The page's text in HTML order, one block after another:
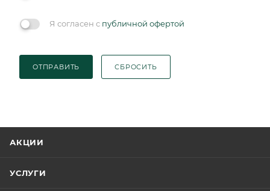
Я согласен с публичной офертой
ОТПРАВИТЬ СБРОСИТЬ
АКЦИИ
УСЛУГИ